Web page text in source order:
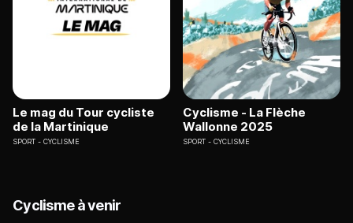
Le mag du Tour cycliste
de la Martinique
SPORT CYCLISME
Cyclisme - La Flèche
Wallonne 2025
SPORT CYCLISME
Cyclisme à venir